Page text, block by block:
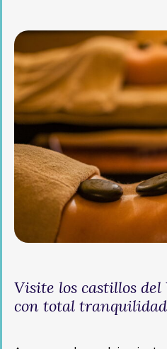
Visite los castillos del
con total